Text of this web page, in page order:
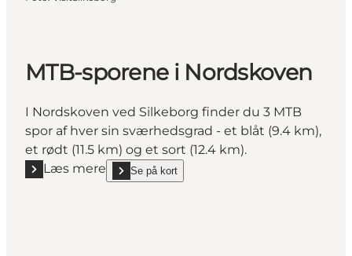
MTB-sporene i Nordskoven
I Nordskoven ved Silkeborg finder du 3 MTB
spor af hver sin sværhedsgrad - et blåt (9.4 km),
et rødt (11.5 km) og et sort (12.4 km).
Læs mere
Læs mere "MTB-sporene i Nordskoven"
Se på kort
show MTB-sporene i Nordskoven on_map